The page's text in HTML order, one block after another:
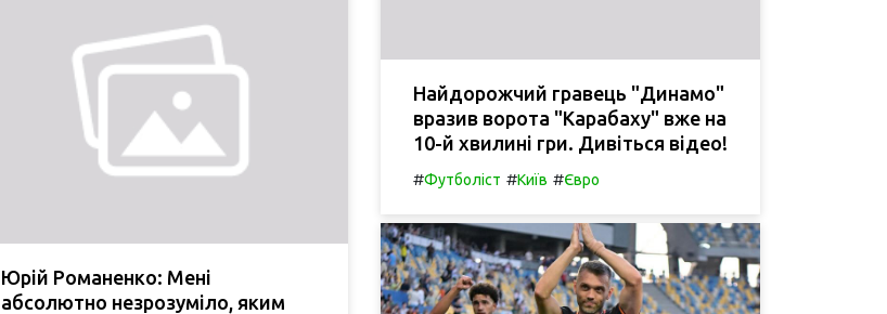
Юрій Романенко: Мені
абсолютно незрозуміло, яким
Найдорожчий гравець "Динамо"
вразив ворота "Карабаху" вже на
10-й хвилині гри. Дивіться відео!
#Футболіст #Київ #Євро